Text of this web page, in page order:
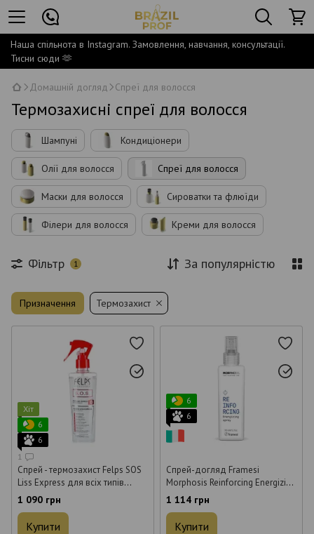
Наша спільнота в Instagram. Замовлення, навчання, консультації.
Тисни сюди 🫶
Домашній догляд Спреї для волосся
Термозахисні спреї для волосся
Шампуні Кондиціонери
Олії для волосся Спреї для волосся
Маски для волосся Сироватки та флюїди
Філери для волосся Креми для волосся
Фільтр 1 За популярністю
Призначення Термозахист
Хіт
6
6
1
Спрей - термозахист Felps SOS
Liss Express для всіх типів
волосся 230 мл
1 090 грн
Купити
6
6
Спрей-догляд Framesi
Morphosis Reinforcing Energizing
Spray для ослабленого
волосся 150 мл
1 114 грн
Купити